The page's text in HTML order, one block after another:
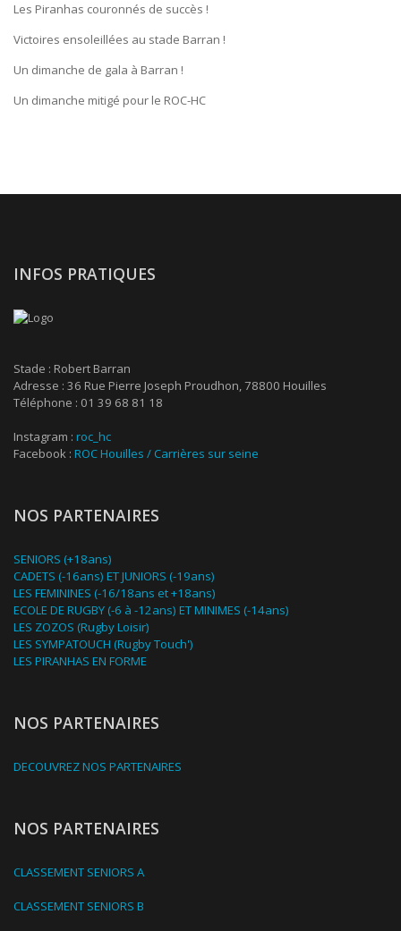
Les Piranhas couronnés de succès !
Victoires ensoleillées au stade Barran !
Un dimanche de gala à Barran !
Un dimanche mitigé pour le ROC-HC
INFOS PRATIQUES
Stade : Robert Barran
Adresse : 36 Rue Pierre Joseph Proudhon, 78800 Houilles
Téléphone : 01 39 68 81 18
Instagram : roc_hc
Facebook : ROC Houilles / Carrières sur seine
NOS PARTENAIRES
SENIORS (+18ans)
CADETS (-16ans) ET JUNIORS (-19ans)
LES FEMININES (-16/18ans et +18ans)
ECOLE DE RUGBY (-6 à -12ans) ET MINIMES (-14ans)
LES ZOZOS (Rugby Loisir)
LES SYMPATOUCH (Rugby Touch')
LES PIRANHAS EN FORME
NOS PARTENAIRES
DECOUVREZ NOS PARTENAIRES
NOS PARTENAIRES
CLASSEMENT SENIORS A
CLASSEMENT SENIORS B